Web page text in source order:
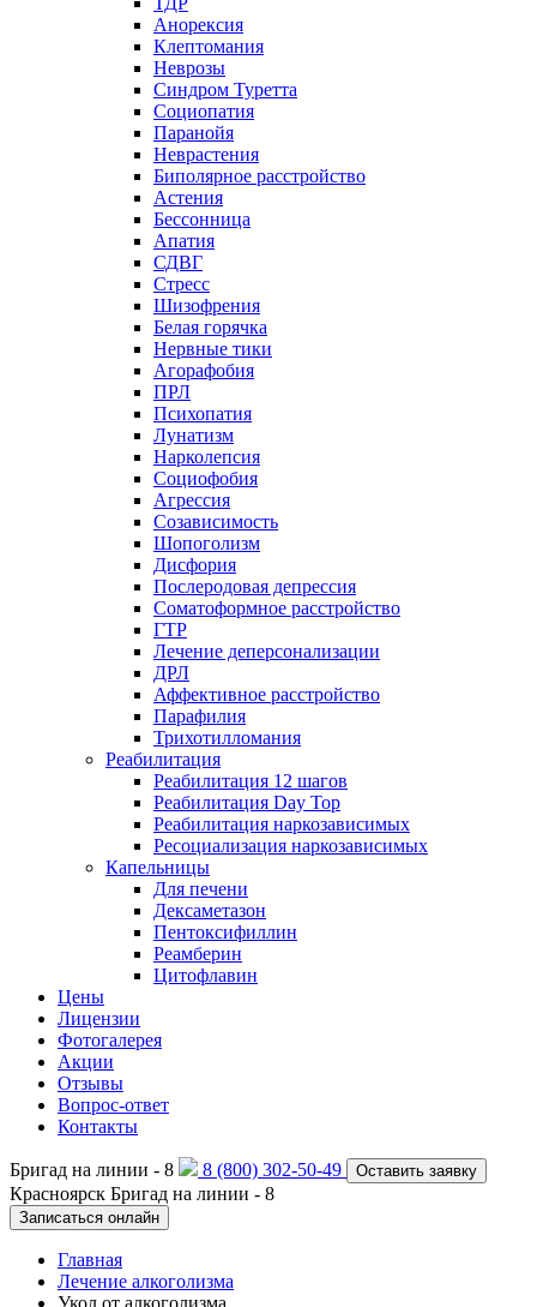
Анорексия
Клептомания
Неврозы
Синдром Туретта
Социопатия
Паранойя
Неврастения
Биполярное расстройство
Астения
Бессонница
Апатия
СДВГ
Стресс
Шизофрения
Белая горячка
Нервные тики
Агорафобия
ПРЛ
Психопатия
Лунатизм
Нарколепсия
Социофобия
Агрессия
Созависимость
Шопоголизм
Дисфория
Послеродовая депрессия
Соматоформное расстройство
ГТР
Лечение деперсонализации
ДРЛ
Аффективное расстройство
Парафилия
Трихотилломания
Реабилитация
Реабилитация 12 шагов
Реабилитация Day Top
Реабилитация наркозависимых
Ресоциализация наркозависимых
Капельницы
Для печени
Дексаметазон
Пентоксифиллин
Реамберин
Цитофлавин
Цены
Лицензии
Фотогалерея
Акции
Отзывы
Вопрос-ответ
Контакты
Бригад на линии - 8 8 (800) 302-50-49 Оставить заявку
Красноярск Бригад на линии - 8
Записаться онлайн
Главная
Лечение алкоголизма
Укол от алкоголизма